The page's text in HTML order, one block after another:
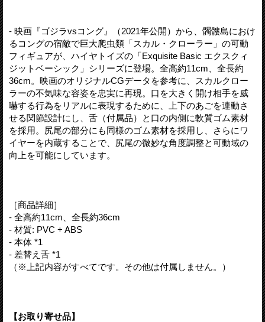
- 映画『ゴジラvsコング』（2021年公開）から、髑髏島におけ
るコングの宿敵で巨大爬虫類「スカル・クローラー」の可動
フィギュアが、ハイヤトイズの「Exquisite Basic エクスクィ
ジットベーシック」シリーズに登場。全高約11cm、全長約
36cm。映画のオリジナルCGデータを参考に、スカルクロー
ラーの不気味な容姿を忠実に再現。口を大きく開け相手を威
嚇する行為をリアルに表現するために、上下のあごを連動さ
せる関節設計にし、舌（付属品）と口の内側に軟質ゴム素材
を採用。尻尾の部分にも同様のゴム素材を採用し、さらにワ
イヤーを内蔵することで、尻尾の微妙な角度調整と可動域の
向上を可能にしています。
［商品詳細］
- 全高約11cm、全長約36cm
- 材質: PVC + ABS
- 本体 *1
- 差替え舌 *1
（※上記内容がすべてです。その他は付属しません。）
【お取り寄せ品】